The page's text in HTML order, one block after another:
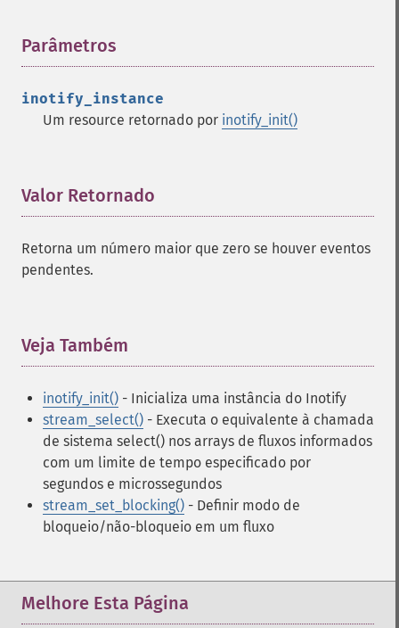
Parâmetros
inotify_instance
Um resource retornado por inotify_init()
Valor Retornado
Retorna um número maior que zero se houver eventos
pendentes.
Veja Também
inotify_init() - Inicializa uma instância do Inotify
stream_select() - Executa o equivalente à chamada
de sistema select() nos arrays de fluxos informados
com um limite de tempo especificado por
segundos e microssegundos
stream_set_blocking() - Definir modo de
bloqueio/não-bloqueio em um fluxo
Melhore Esta Página